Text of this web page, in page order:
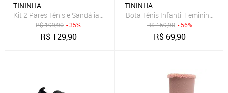
TININHA
Kit 2 Pares Tênis e Sandália Feminino Infantil Tininha Multicolorido
R$199,90 - 35%
R$ 129,90
TININHA
Bota Tênis Infantil Feminina
R$159,90 - 56%
R$ 69,90